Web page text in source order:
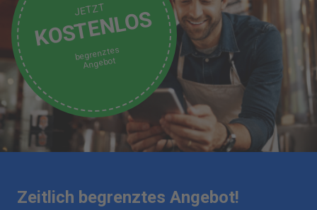
Zeitlich begrenztes Angebot!
JETZT
KOSTENLOS
begrenztes
Angebot